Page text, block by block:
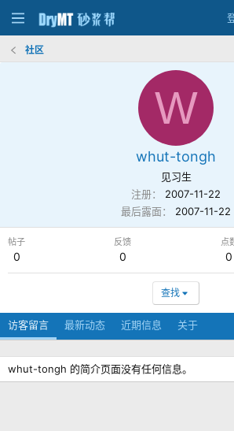
社区
W
whut-tongh
见习生
注册
2007-11-22
最后露面
2007-11-22
帖子
0
反馈
0
点
0
查找
访客留言 最新动态 近期信息 关于
whut-tongh 的简介页面没有任何信息。